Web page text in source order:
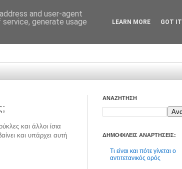
και άλλοι ίσια
και υπάρχει αυτή
ΑΝΑΖΗΤΗΣΗ
ΔΗΜΟΦΙΛΕΙΣ ΑΝΑΡΤΗΣΕΙΣ:
Τι είναι και πότε γίνεται ο
αντιτετανικός ορός
and user-agent
generate usage
LEARN MORE GOT IT